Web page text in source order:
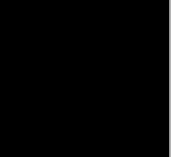
Rooms fué producida
UK.